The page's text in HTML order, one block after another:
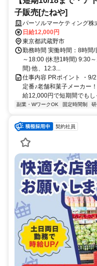
子販売[たねや]
パーソルマーケティング株
日給12,000円
東京都武蔵野市
勤務時間 実働時間：8時間
～18:00 (休憩1時間) 9:30
間) 他、12:3...
仕事内容 PRポイント ・9/
定番♪老舗和菓子メーカー
給12,000円で短期間でも
副業・WワークOK 固定時間制 研
契約社員